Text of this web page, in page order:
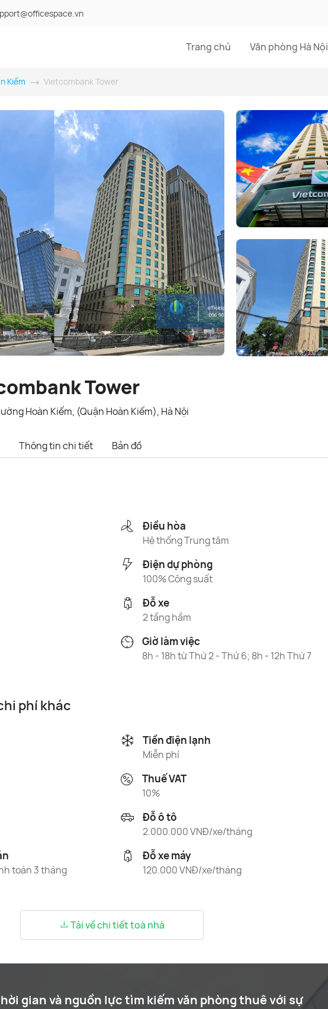
Trang chủ Văn phòng Hà Nội
Kiếm Vietcombank Tower
Tower
Hoàn Kiếm, (Quận Hoàn Kiếm), Hà Nội
Thông tin chi tiết Bản đồ
Điều hòa
Hệ thống Trung tâm
Điện dự phòng
100% Công suất
Đỗ xe
2 tầng hầm
Giờ làm việc
8h - 18h từ Thứ 2 - Thứ 6; 8h - 12h Thứ 7
phí khác
Tiền điện lạnh
Miễn phí
Thuế VAT
10%
Đỗ ô tô
2.000.000 VNĐ/xe/tháng
toán 3 tháng
Đỗ xe máy
120.000 VNĐ/xe/tháng
Tải về chi tiết toà nhà
gian và nguồn lực tìm kiếm văn phòng thuê với sự